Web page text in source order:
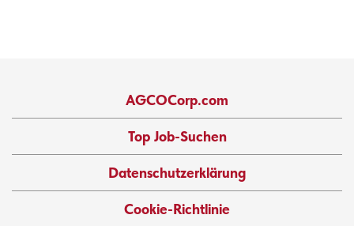
AGCOCorp.com
Top Job-Suchen
Datenschutzerklärung
Cookie-Richtlinie